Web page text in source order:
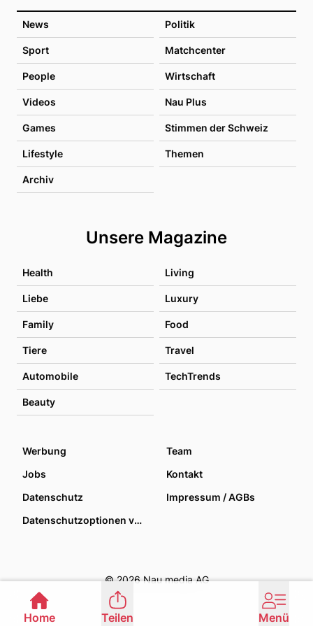
News Politik
Sport Matchcenter
People Wirtschaft
Videos Nau Plus
Games Stimmen der Schweiz
Lifestyle Themen
Archiv
Unsere Magazine
Health Living
Liebe Luxury
Family Food
Tiere Travel
Automobile TechTrends
Beauty
Werbung
Team
Jobs
Kontakt
Datenschutz
Impressum / AGBs
Datenschutzoptionen verwalten
© 2026 Nau media AG
Home Teilen Menü